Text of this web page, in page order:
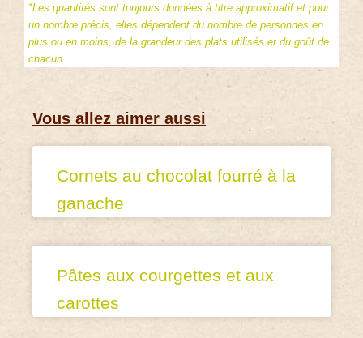
*Les quantités sont toujours données à titre approximatif et pour
un nombre précis, elles dépendent du nombre de personnes en
plus ou en moins, de la grandeur des plats utilisés et du goût de
chacun.
Vous allez aimer aussi
Cornets au chocolat fourré à la
ganache
Pâtes aux courgettes et aux
carottes